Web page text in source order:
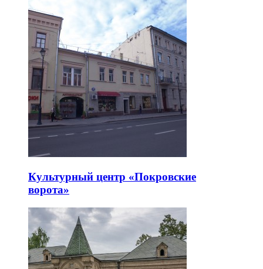
Культурный центр «Покровские
ворота»